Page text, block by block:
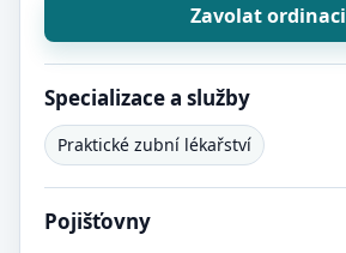
Zavolat ordinaci
Specializace a služby
Praktické zubní lékařství
Pojišťovny